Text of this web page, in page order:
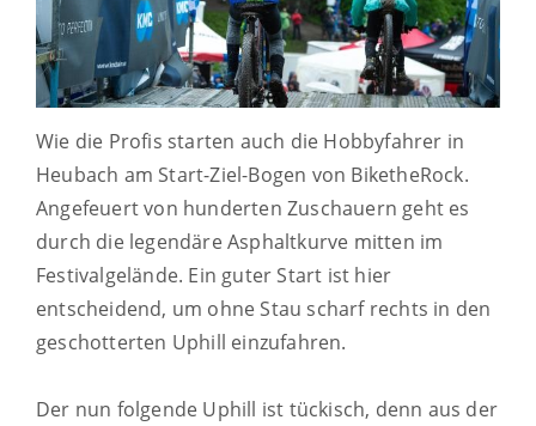
Wie die Profis starten auch die Hobbyfahrer in
Heubach am Start-Ziel-Bogen von BiketheRock.
Angefeuert von hunderten Zuschauern geht es
durch die legendäre Asphaltkurve mitten im
Festivalgelände. Ein guter Start ist hier
entscheidend, um ohne Stau scharf rechts in den
geschotterten Uphill einzufahren.
Der nun folgende Uphill ist tückisch, denn aus der